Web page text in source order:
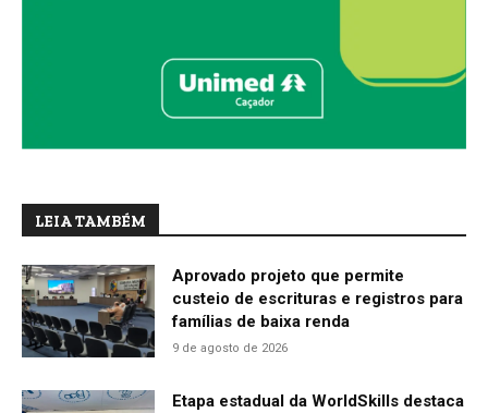
LEIA TAMBÉM
Aprovado projeto que permite
custeio de escrituras e registros para
famílias de baixa renda
9 de agosto de 2026
Etapa estadual da WorldSkills destaca